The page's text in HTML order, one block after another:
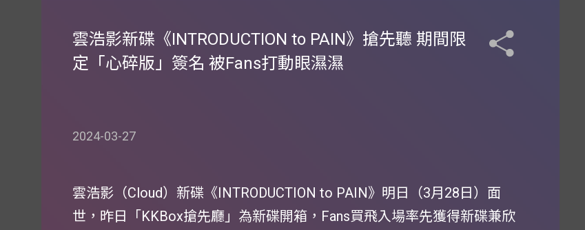
雲浩影新碟《INTRODUCTION to PAIN》搶先聽 期間限
定「心碎版」簽名 被Fans打動眼濕濕
2024-03-27
雲浩影（Cloud）新碟《INTRODUCTION to PAIN》明日（3月28日）面
世，昨日「KKBox搶先廳」為新碟開箱，Fans買飛入場率先獲得新碟兼欣